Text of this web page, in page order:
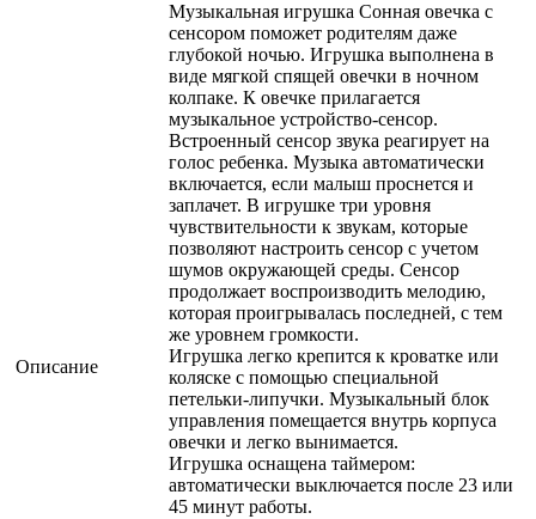
Описание
Музыкальная игрушка Сонная овечка с
сенсором поможет родителям даже
глубокой ночью. Игрушка выполнена в
виде мягкой спящей овечки в ночном
колпаке. К овечке прилагается
музыкальное устройство-сенсор.
Встроенный сенсор звука реагирует на
голос ребенка. Музыка автоматически
включается, если малыш проснется и
заплачет. В игрушке три уровня
чувствительности к звукам, которые
позволяют настроить сенсор с учетом
шумов окружающей среды. Сенсор
продолжает воспроизводить мелодию,
которая проигрывалась последней, с тем
же уровнем громкости.
Игрушка легко крепится к кроватке или
коляске с помощью специальной
петельки-липучки. Музыкальный блок
управления помещается внутрь корпуса
овечки и легко вынимается.
Игрушка оснащена таймером:
автоматически выключается после 23 или
45 минут работы.